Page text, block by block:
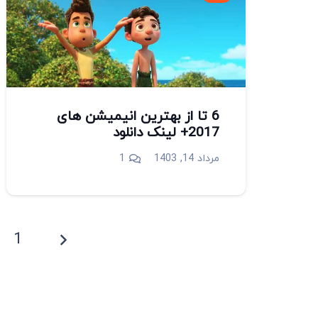
6 تا از بهترین انیمیشن های
2017+ لینک دانلود
مرداد 14, 1403 1
1